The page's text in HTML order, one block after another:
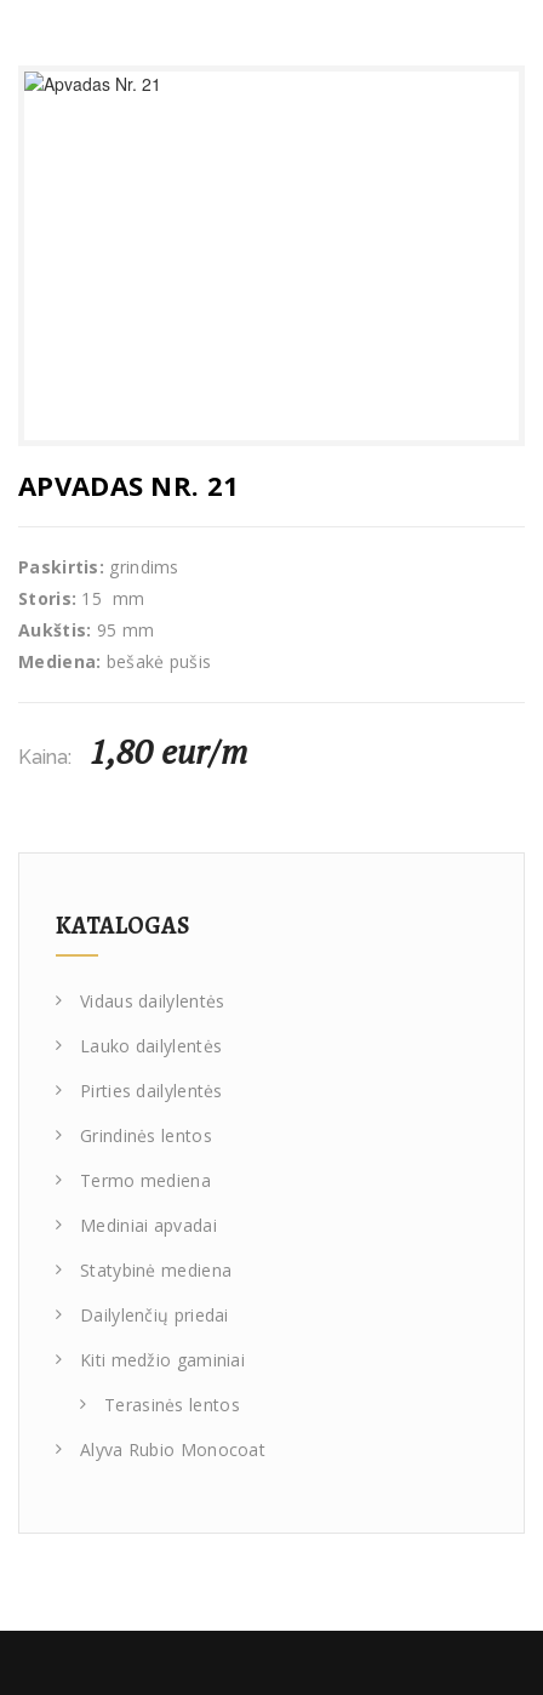
APVADAS NR. 21
Paskirtis: grindims
Storis: 15 mm
Aukštis: 95 mm
Mediena: bešakė pušis
Kaina: 1,80 eur/m
KATALOGAS
Vidaus dailylentės
Lauko dailylentės
Pirties dailylentės
Grindinės lentos
Termo mediena
Mediniai apvadai
Statybinė mediena
Dailylenčių priedai
Kiti medžio gaminiai
Terasinės lentos
Alyva Rubio Monocoat